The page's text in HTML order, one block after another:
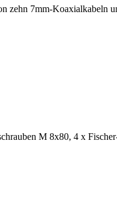
zehn 7mm-Koaxialkabeln
M 8x80, 4 x